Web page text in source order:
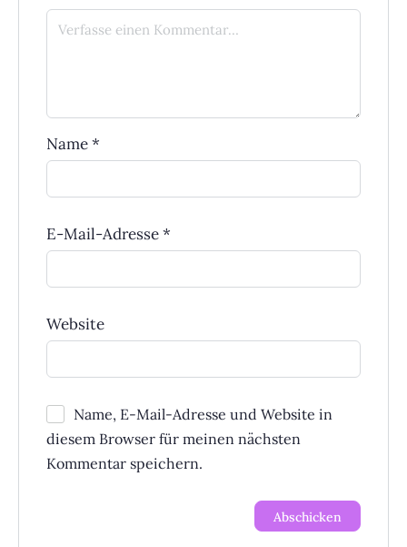
Name*
E-Mail-Adresse*
Website
Name, E-Mail-Adresse und Website in
diesem Browser für meinen nächsten
Kommentar speichern.